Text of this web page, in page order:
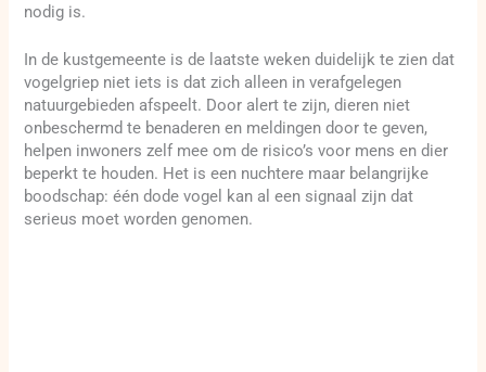
nodig is.
In de kustgemeente is de laatste weken duidelijk te zien dat
vogelgriep niet iets is dat zich alleen in verafgelegen
natuurgebieden afspeelt. Door alert te zijn, dieren niet
onbeschermd te benaderen en meldingen door te geven,
helpen inwoners zelf mee om de risico’s voor mens en dier
beperkt te houden. Het is een nuchtere maar belangrijke
boodschap: één dode vogel kan al een signaal zijn dat
serieus moet worden genomen.